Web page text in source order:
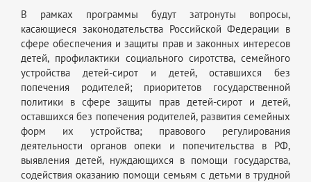
В рамках программы будут затронуты вопросы,
касающиеся законодательства Российской Федерации в
сфере обеспечения и защиты прав и законных интересов
детей, профилактики социального сиротства, семейного
устройства детей-сирот и детей, оставшихся без
попечения родителей; приоритетов государственной
политики в сфере защиты прав детей-сирот и детей,
оставшихся без попечения родителей, развития семейных
форм их устройства; правового регулирования
деятельности органов опеки и попечительства в РФ,
выявления детей, нуждающихся в помощи государства,
содействия оказанию помощи семьям с детьми в трудной